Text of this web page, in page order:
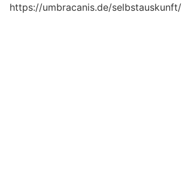
https://umbracanis.de/selbstauskunft/